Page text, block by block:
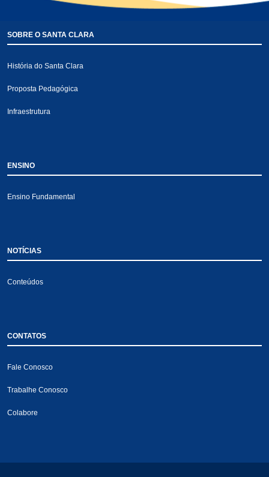
SOBRE O SANTA CLARA
História do Santa Clara
Proposta Pedagógica
Infraestrutura
ENSINO
Ensino Fundamental
NOTÍCIAS
Conteúdos
CONTATOS
Fale Conosco
Trabalhe Conosco
Colabore